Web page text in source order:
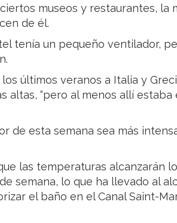
museos y restaurantes, la
de él.
tenía un pequeño ventilador,
últimos veranos a Italia y
altas, “pero al menos allí estaba
de esta semana sea más
las temperaturas alcanzarán
semana, lo que ha llevado al
el baño en el Canal Saint-